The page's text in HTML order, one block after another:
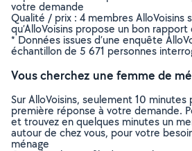
votre demande
Qualité / prix : 4 membres AlloVoisins
qu’AlloVoisins propose un bon
* Données issues d’une enquête
échantillon de 5 671 personnes
Vous cherchez une femme de
Sur AlloVoisins, seulement 10 minutes
première réponse à votre demande.
et trouvez en quelques minutes un
autour de chez vous, pour votre
ménage